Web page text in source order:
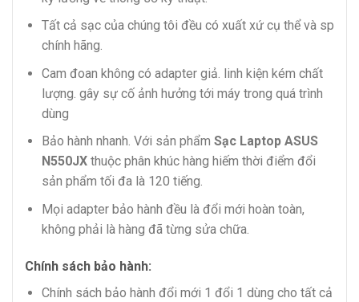
Tất cả sạc của chúng tôi đều có xuất xứ cụ thể và sp
chính hãng.
Cam đoan không có adapter giả. linh kiện kém chất
lượng. gây sự cố ảnh hưởng tới máy trong quá trình
dùng
Bảo hành nhanh. Với sản phẩm Sạc Laptop ASUS
N550JXthuộc phân khúc hàng hiếm thời điểm đổi
sản phẩm tối đa là 120 tiếng.
Mọi adapter bảo hành đều là đổi mới hoàn toàn,
không phải là hàng đã từng sửa chữa.
Chính sách bảo hành:
Chính sách bảo hành đổi mới 1 đổi 1 dùng cho tất cả